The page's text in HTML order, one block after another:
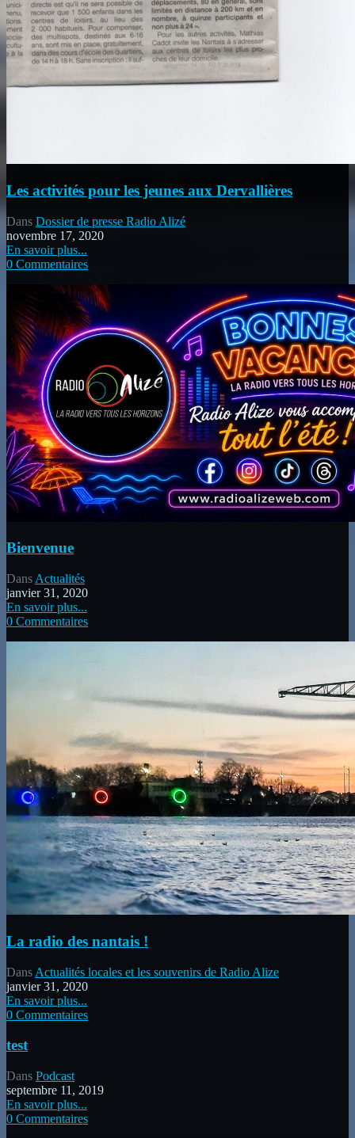
Les activités pour les jeunes aux Dervallières
Dans Dossier de presse Radio Alizé
novembre 17, 2020
En savoir plus...
0 Commentaires
Bienvenue
Dans Actualités
janvier 31, 2020
En savoir plus...
0 Commentaires
La radio des nantais !
Dans Actualités locales et les souvenirs de Radio Alize
janvier 31, 2020
En savoir plus...
0 Commentaires
test
Dans Podcast
septembre 11, 2019
En savoir plus...
0 Commentaires